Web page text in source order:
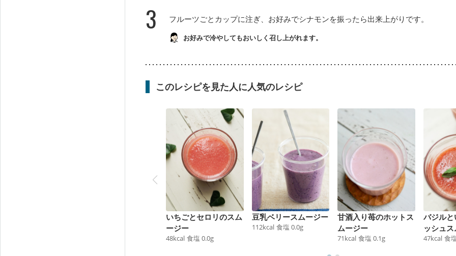
3 フルーツごとカップに注ぎ、お好みでシナモンを振ったら出来上がりです。
お好みで冷やしてもおいしく召し上がれます。
このレシピを見た人に人気のレシピ
いちごとセロリのスム
ージー
48kcal 食塩 0.0g
豆乳ベリースムージー
112kcal 食塩 0.0g
甘酒入り苺のホットス
ムージー
71kcal 食塩 0.1g
バジル
ッシュ
47kcal 食